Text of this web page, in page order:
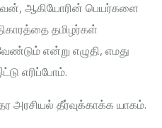
ஆகியோரின் பெயர்களை
தமிழர்கள்
என்று எழுதி, எமது
எரிப்போம்.
அரசியல் தீர்வுக்காக்க யாகம்.